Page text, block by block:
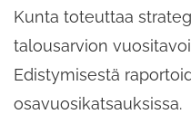
Kunta toteuttaa
talousarvion
Edistymisestä
osavuosikatsauksissa.